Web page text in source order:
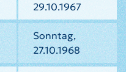
29.10.1967
Sonntag,
27.10.1968